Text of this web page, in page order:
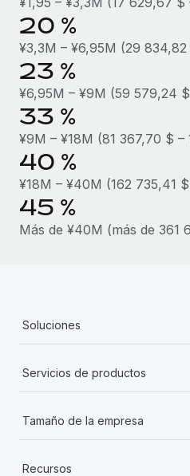
20 %
¥3,3M – ¥6,95M (29
23 %
¥6,95M – ¥9M (59 579,24
33 %
¥9M – ¥18M (81 367,70 $ –
40 %
¥18M – ¥40M (162 735,41
45 %
Más de ¥40M (más de 361
Soluciones
Servicios de productos
Tamaño de la empresa
Recursos